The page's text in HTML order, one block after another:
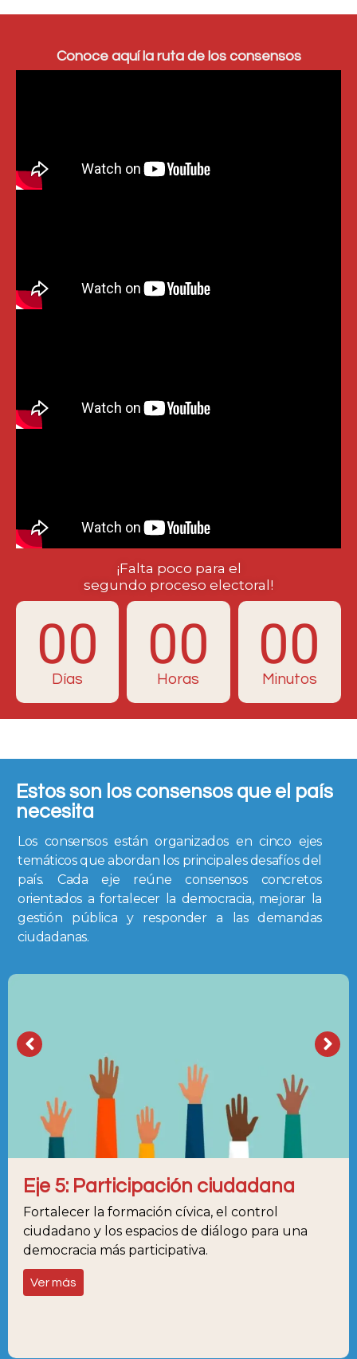
Conoce aquí la ruta de los consensos
¡Falta poco para el
segundo proceso electoral!
00
Días
00
Horas
00
Minutos
Estos son los consensos que el país
necesita
Los consensos están organizados en cinco ejes
temáticos que abordan los principales desafíos del
país. Cada eje reúne consensos concretos
orientados a fortalecer la democracia, mejorar la
gestión pública y responder a las demandas
ciudadanas.
Eje 5: Participación ciudadana
Fortalecer la formación cívica, el control
ciudadano y los espacios de diálogo para una
democracia más participativa.
Ver más